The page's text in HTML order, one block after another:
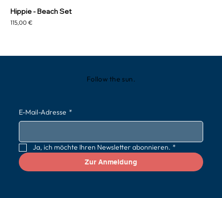
Hippie - Beach Set
Preis
115,00 €
Follow the sun.
E-Mail-Adresse *
Ja, ich möchte Ihren Newsletter abonnieren. *
Zur Anmeldung